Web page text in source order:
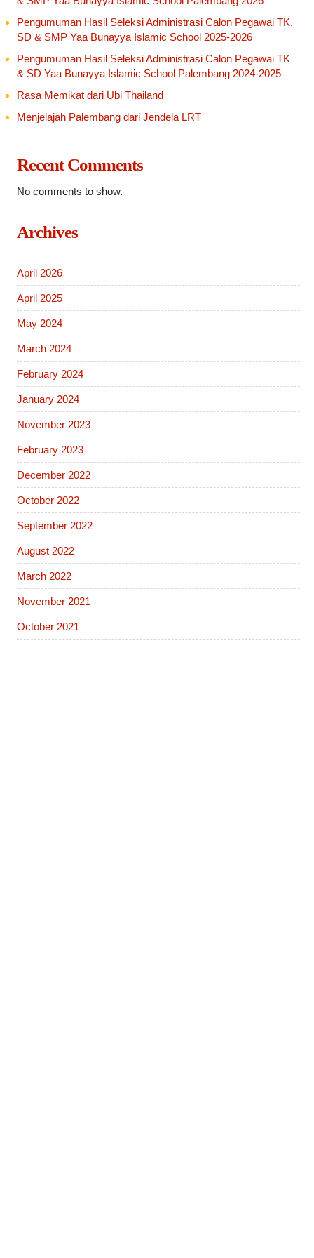
Pengumuman Hasil Seleksi Administrasi Calon Pegawai TK,
SD & SMP Yaa Bunayya Islamic School 2025-2026
Pengumuman Hasil Seleksi Administrasi Calon Pegawai TK
& SD Yaa Bunayya Islamic School Palembang 2024-2025
Rasa Memikat dari Ubi Thailand
Menjelajah Palembang dari Jendela LRT
Recent Comments
No comments to show.
Archives
April 2026
April 2025
May 2024
March 2024
February 2024
January 2024
November 2023
February 2023
December 2022
October 2022
September 2022
August 2022
March 2022
November 2021
October 2021